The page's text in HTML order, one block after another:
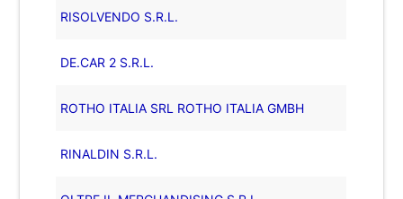
RISOLVENDO S.R.L.
DE.CAR 2 S.R.L.
ROTHO ITALIA SRL ROTHO ITALIA GMBH
RINALDIN S.R.L.